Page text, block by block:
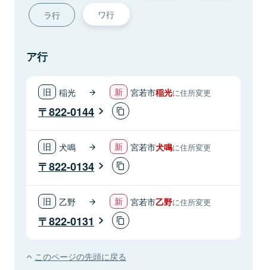
ラ行 ワ行
ア行
稲光 宮若市稲光に住所変更
822-0144
犬鳴 宮若市犬鳴に住所変更
822-0134
乙野 宮若市乙野に住所変更
822-0131
このページの先頭に戻る